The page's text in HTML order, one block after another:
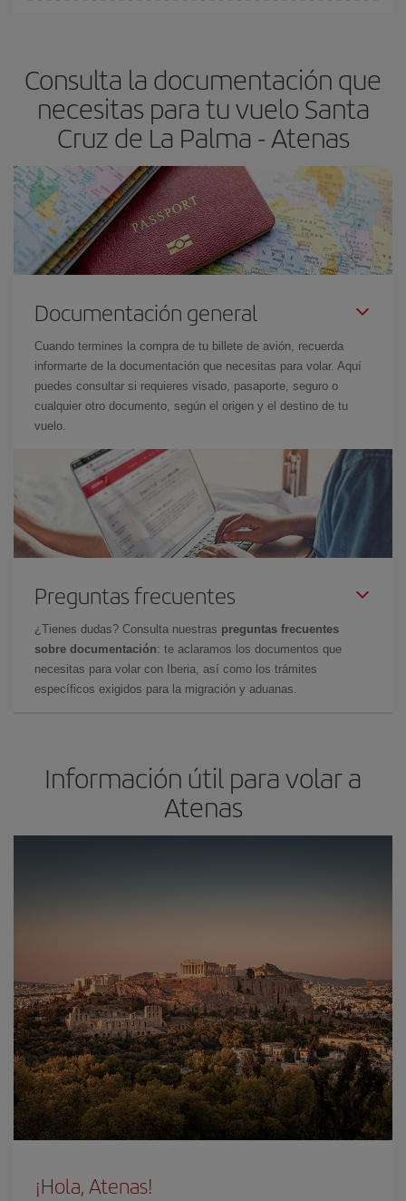
Consulta la documentación que
necesitas para tu vuelo Santa
Cruz de La Palma - Atenas
Documentación general
Cuando termines la compra de tu billete de avión, recuerda
informarte de la documentación que necesitas para volar. Aquí
puedes consultar si requieres visado, pasaporte, seguro o
cualquier otro documento, según el origen y el destino de tu
vuelo.
Preguntas frecuentes
¿Tienes dudas? Consulta nuestras preguntas frecuentes
sobre documentación: te aclaramos los documentos que
necesitas para volar con Iberia, así como los trámites
específicos exigidos para la migración y aduanas.
Información útil para volar a
Atenas
¡Hola, Atenas!